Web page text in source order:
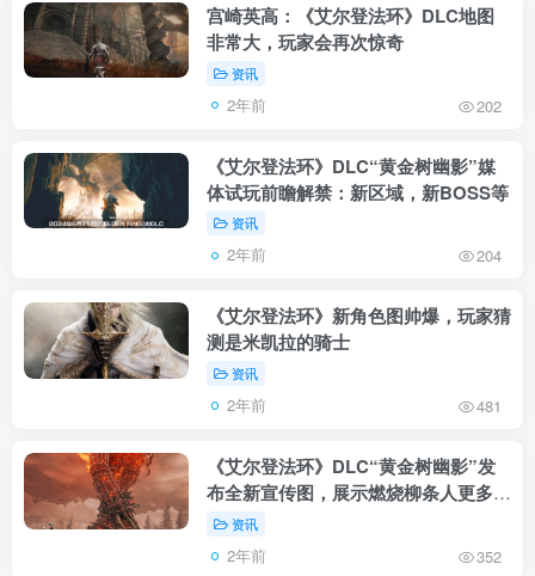
宫崎英高：《艾尔登法环》DLC地图
非常大，玩家会再次惊奇
资讯
2年前 202
《艾尔登法环》DLC“黄金树幽影”媒
体试玩前瞻解禁：新区域，新BOSS等
资讯
2年前 204
《艾尔登法环》新角色图帅爆，玩家猜
测是米凯拉的骑士
资讯
2年前 481
《艾尔登法环》DLC“黄金树幽影”发
布全新宣传图，展示燃烧柳条人更多细
节 资讯
2年前 352